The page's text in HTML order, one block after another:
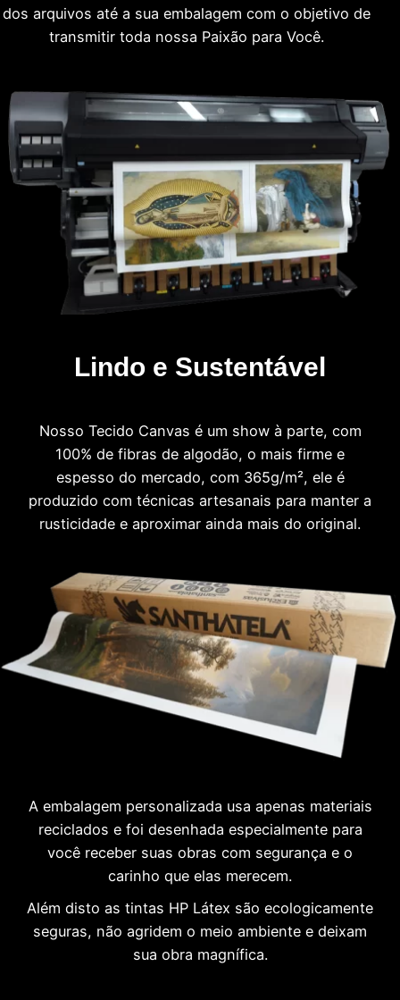
dos arquivos até a sua embalagem com o objetivo de
transmitir toda nossa Paixão para Você.
Lindo e Sustentável
Nosso Tecido Canvas é um show à parte, com
100% de fibras de algodão, o mais firme e
espesso do mercado, com 365g/m², ele é
produzido com técnicas artesanais para manter a
rusticidade e aproximar ainda mais do original.
A embalagem personalizada usa apenas materiais
reciclados e foi desenhada especialmente para
você receber suas obras com segurança e o
carinho que elas merecem.
Além disto as tintas HP Látex são ecologicamente
seguras, não agridem o meio ambiente e deixam
sua obra magnífica.